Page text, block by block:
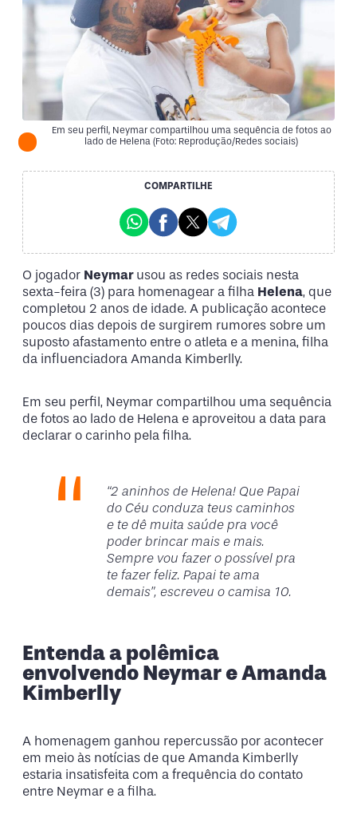
Em seu perfil, Neymar compartilhou uma sequência de fotos ao
lado de Helena (Foto: Reprodução/Redes sociais)
COMPARTILHE
O jogador Neymar usou as redes sociais nesta
sexta-feira (3) para homenagear a filha Helena, que
completou 2 anos de idade. A publicação acontece
poucos dias depois de surgirem rumores sobre um
suposto afastamento entre o atleta e a menina, filha
da influenciadora Amanda Kimberlly.
Em seu perfil, Neymar compartilhou uma sequência
de fotos ao lado de Helena e aproveitou a data para
declarar o carinho pela filha.
“2 aninhos de Helena! Que Papai
do Céu conduza teus caminhos
e te dê muita saúde pra você
poder brincar mais e mais.
Sempre vou fazer o possível pra
te fazer feliz. Papai te ama
demais”, escreveu o camisa 10.
Entenda a polêmica
envolvendo Neymar e Amanda
Kimberlly
A homenagem ganhou repercussão por acontecer
em meio às notícias de que Amanda Kimberlly
estaria insatisfeita com a frequência do contato
entre Neymar e a filha.